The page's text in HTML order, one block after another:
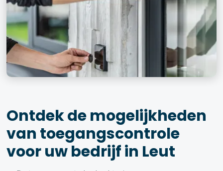
Ontdek de mogelijkheden
van toegangscontrole
voor uw bedrijf in Leut